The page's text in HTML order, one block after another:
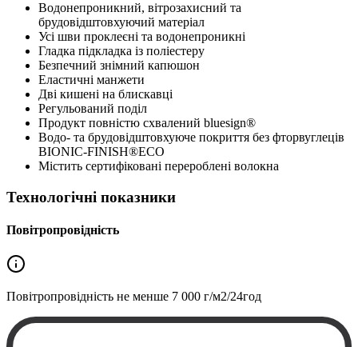
Водонепроникний, вітрозахисний та
брудовідштовхуючий матеріал
Усі шви проклеєні та водонепроникні
Гладка підкладка із поліестеру
Безпечний знімний капюшон
Еластичні манжети
Дві кишені на блискавці
Регульований поділ
Продукт повністю схвалений bluesign®
Водо- та брудовідштовхуюче покриття без фторвуглеців
BIONIC-FINISH®ECO
Містить сертифіковані перероблені волокна
Технологічні показники
Повітропровідність
Повітропровідність не менше 7 000 г/м2/24год